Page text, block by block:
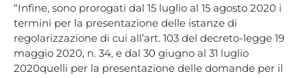
“Infine, sono prorogati dal 15 luglio al 15 agosto 2020 i
termini per la presentazione delle istanze di
regolarizzazione di cui all’art. 103 del decreto-legge 19
maggio 2020, n. 34, e dal 30 giugno al 31 luglio
2020quelli per la presentazione delle domande per il